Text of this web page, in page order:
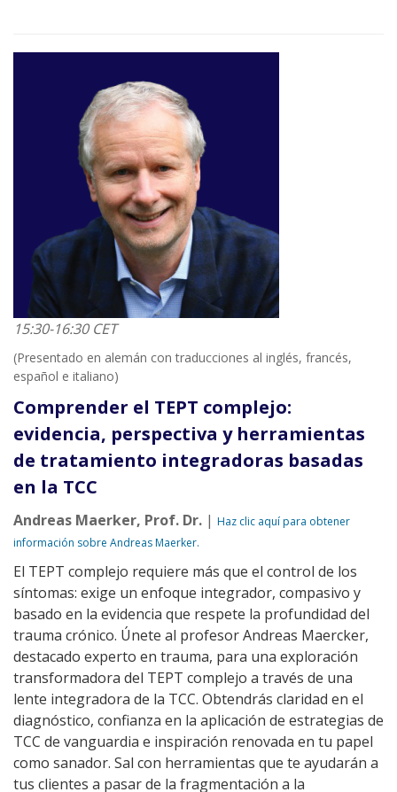
15:30-16:30 CET
(Presentado en alemán con traducciones al inglés, francés,
español e italiano)
Comprender el TEPT complejo:
evidencia, perspectiva y herramientas
de tratamiento integradoras basadas
en la TCC
Andreas Maerker, Prof. Dr. | Haz clic aquí para obtener
información sobre Andreas Maerker.
El TEPT complejo requiere más que el control de los
síntomas: exige un enfoque integrador, compasivo y
basado en la evidencia que respete la profundidad del
trauma crónico. Únete al profesor Andreas Maercker,
destacado experto en trauma, para una exploración
transformadora del TEPT complejo a través de una
lente integradora de la TCC. Obtendrás claridad en el
diagnóstico, confianza en la aplicación de estrategias de
TCC de vanguardia e inspiración renovada en tu papel
como sanador. Sal con herramientas que te ayudarán a
tus clientes a pasar de la fragmentación a la